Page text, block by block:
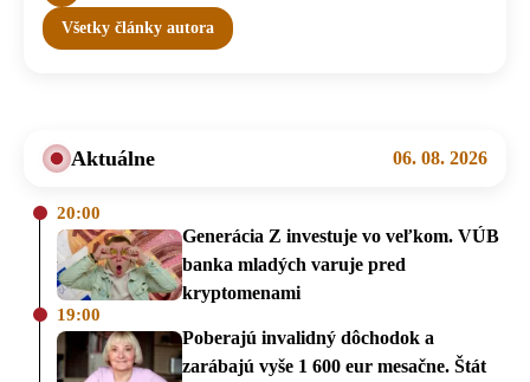
Všetky články autora
Aktuálne 06. 08. 2026
20:00
Generácia Z investuje vo veľkom. VÚB
banka mladých varuje pred
kryptomenami
19:00
Poberajú invalidný dôchodok a
zarábajú vyše 1 600 eur mesačne. Štát